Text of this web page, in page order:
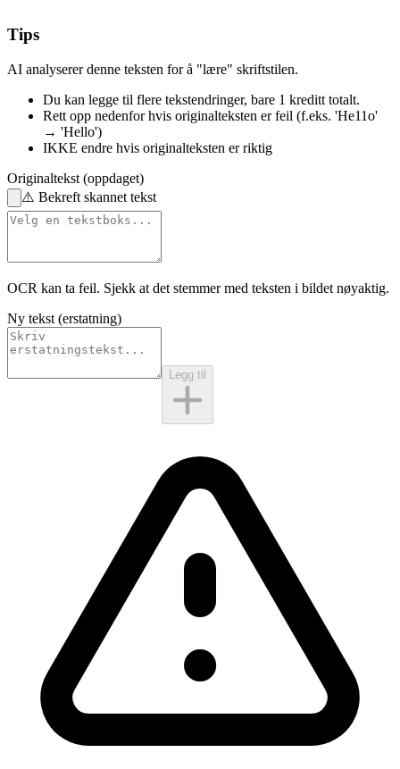
Tips
AI analyserer denne teksten for å "lære" skriftstilen.
Du kan legge til flere tekstendringer, bare 1 kreditt totalt.
Rett opp nedenfor hvis originalteksten er feil (f.eks. 'He11o'
→ 'Hello')
IKKE endre hvis originalteksten er riktig
Originaltekst (oppdaget)
⚠️ Bekreft skannet tekst
OCR kan ta feil. Sjekk at det stemmer med teksten i bildet nøyaktig.
Ny tekst (erstatning)
Legg til